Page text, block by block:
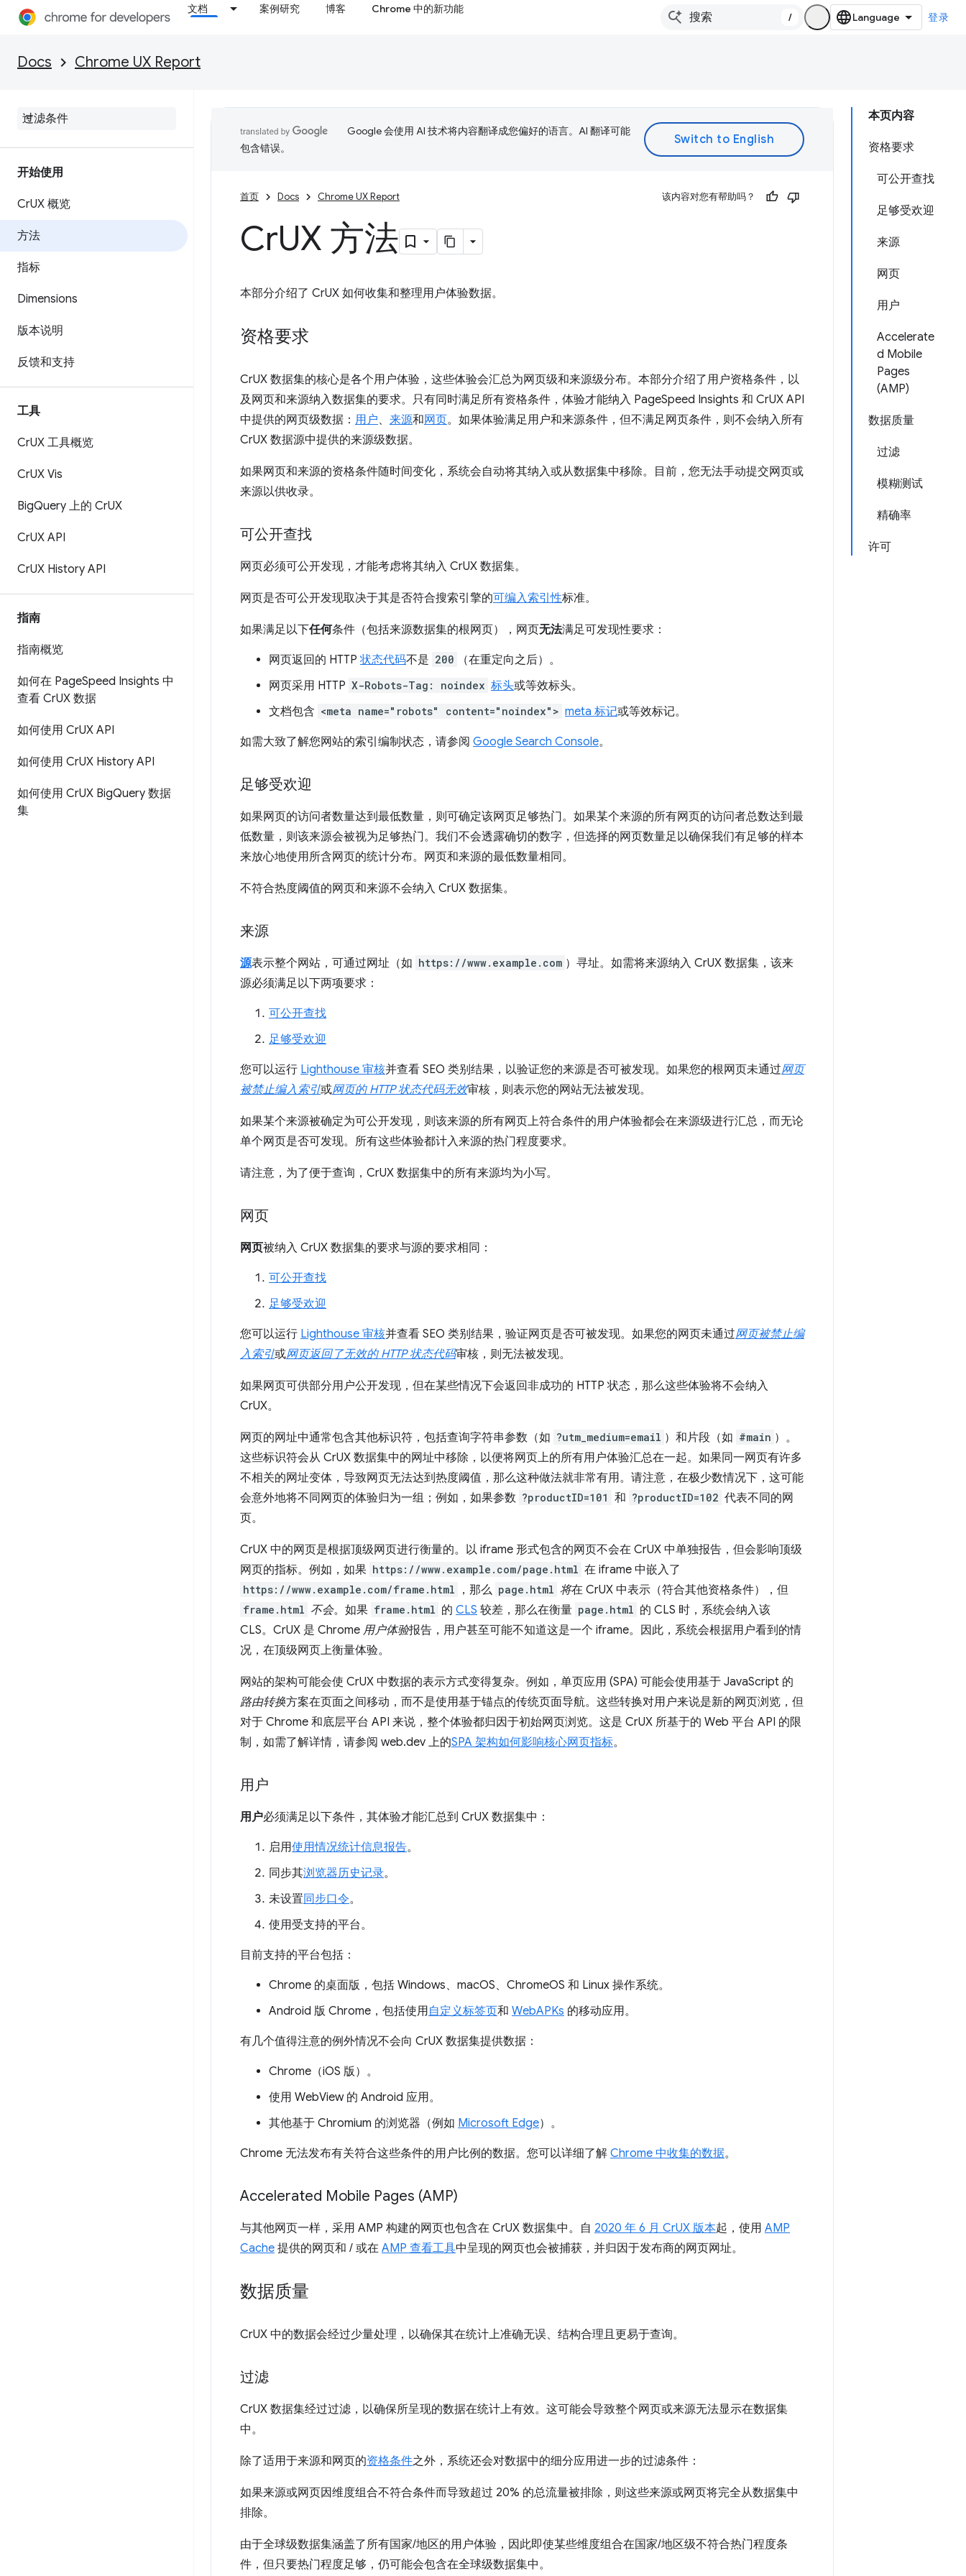
文档 案例研究 博客 Chrome 中的新功能
/ 登录
Docs Chrome UX Report
开始使用
CrUX 概览
方法
指标
Dimensions
版本说明
反馈和支持
工具
CrUX 工具概览
CrUX Vis
BigQuery 上的 CrUX
CrUX API
CrUX History API
指南
指南概览
如何在 PageSpeed Insights 中
查看 CrUX 数据
如何使用 CrUX API
如何使用 CrUX History API
如何使用 CrUX BigQuery 数据
集
本页内容
资格要求
可公开查找
足够受欢迎
来源
网页
用户
Accelerate
d Mobile
Pages
(AMP)
数据质量
过滤
模糊测试
精确率
许可
Google 会使用 AI 技术将内容翻译成您偏好的语言。AI 翻译可能
包含错误。
首页 Docs Chrome UX Report 该内容对您有帮助吗？
CrUX 方法
本部分介绍了 CrUX 如何收集和整理用户体验数据。
资格要求
CrUX 数据集的核心是各个用户体验，这些体验会汇总为网页级和来源级分布。本部分介绍了用户资格条件，以
及网页和来源纳入数据集的要求。只有同时满足所有资格条件，体验才能纳入 PageSpeed Insights 和 CrUX API
中提供的网页级数据： 用户、 来源和网页。如果体验满足用户和来源条件，但不满足网页条件，则不会纳入所有
CrUX 数据源中提供的来源级数据。
如果网页和来源的资格条件随时间变化，系统会自动将其纳入或从数据集中移除。目前，您无法手动提交网页或
来源以供收录。
可公开查找
网页必须可公开发现，才能考虑将其纳入 CrUX 数据集。
网页是否可公开发现取决于其是否符合搜索引擎的可编入索引性标准。
如果满足以下任何条件（包括来源数据集的根网页），网页无法满足可发现性要求：
网页返回的 HTTP 状态代码不是 200
（在重定向之后）。
网页采用 HTTP X-Robots-Tag: noindex 标头或等效标头。
文档包含 <meta name="robots" content="noindex"> meta 标记或等效标记。
如需大致了解您网站的索引编制状态，请参阅 Google Search Console。
足够受欢迎
如果网页的访问者数量达到最低数量，则可确定该网页足够热门。如果某个来源的所有网页的访问者总数达到最
低数量，则该来源会被视为足够热门。我们不会透露确切的数字，但选择的网页数量足以确保我们有足够的样本
来放心地使用所含网页的统计分布。网页和来源的最低数量相同。
不符合热度阈值的网页和来源不会纳入 CrUX 数据集。
来源
源表示整个网站，可通过网址（如 https://www.example.com ）寻址。如需将来源纳入 CrUX 数据集，该来
源必须满足以下两项要求：
可公开查找
足够受欢迎
您可以运行 Lighthouse 审核并查看 SEO 类别结果，以验证您的来源是否可被发现。如果您的根网页未通过网页
被禁止编入索引或网页的 HTTP 状态代码无效审核，则表示您的网站无法被发现。
如果某个来源被确定为可公开发现，则该来源的所有网页上符合条件的用户体验都会在来源级进行汇总，而无论
单个网页是否可发现。所有这些体验都计入来源的热门程度要求。
请注意，为了便于查询，CrUX 数据集中的所有来源均为小写。
网页
网页被纳入 CrUX 数据集的要求与源的要求相同：
可公开查找
足够受欢迎
您可以运行 Lighthouse 审核并查看 SEO 类别结果，验证网页是否可被发现。如果您的网页未通过网页被禁止编
入索引或网页返回了无效的 HTTP 状态代码审核，则无法被发现。
如果网页可供部分用户公开发现，但在某些情况下会返回非成功的 HTTP 状态，那么这些体验将不会纳入
CrUX。
网页的网址中通常包含其他标识符，包括查询字符串参数（如 ?utm_medium=email ）和片段（如 #main ）。
这些标识符会从 CrUX 数据集中的网址中移除，以便将网页上的所有用户体验汇总在一起。如果同一网页有许多
不相关的网址变体，导致网页无法达到热度阈值，那么这种做法就非常有用。请注意，在极少数情况下，这可能
会意外地将不同网页的体验归为一组；例如，如果参数 ?productID=101 和 ?productID=102 代表不同的网
页。
CrUX 中的网页是根据顶级网页进行衡量的。以 iframe 形式包含的网页不会在 CrUX 中单独报告，但会影响顶级
网页的指标。例如，如果 https://www.example.com/page.html 在 iframe 中嵌入了
https://www.example.com/frame.html ，那么 page.html 将在 CrUX 中表示（符合其他资格条件），但
frame.html 不会。如果 frame.html 的 CLS 较差，那么在衡量 page.html 的 CLS 时，系统会纳入该
CLS。CrUX 是 Chrome 用户体验报告，用户甚至可能不知道这是一个 iframe。因此，系统会根据用户看到的情
况，在顶级网页上衡量体验。
网站的架构可能会使 CrUX 中数据的表示方式变得复杂。例如，单页应用 (SPA) 可能会使用基于 JavaScript 的
路由转换方案在页面之间移动，而不是使用基于锚点的传统页面导航。这些转换对用户来说是新的网页浏览，但
对于 Chrome 和底层平台 API 来说，整个体验都归因于初始网页浏览。这是 CrUX 所基于的 Web 平台 API 的限
制，如需了解详情，请参阅 web.dev 上的SPA 架构如何影响核心网页指标。
用户
用户必须满足以下条件，其体验才能汇总到 CrUX 数据集中：
启用使用情况统计信息报告。
同步其浏览器历史记录。
未设置同步口令。
使用受支持的平台。
目前支持的平台包括：
Chrome 的桌面版，包括 Windows、macOS、ChromeOS 和 Linux 操作系统。
Android 版 Chrome，包括使用自定义标签页和 WebAPKs 的移动应用。
有几个值得注意的例外情况不会向 CrUX 数据集提供数据：
Chrome（iOS 版）。
使用 WebView 的 Android 应用。
其他基于 Chromium 的浏览器（例如 Microsoft Edge）。
Chrome 无法发布有关符合这些条件的用户比例的数据。您可以详细了解 Chrome 中收集的数据。
Accelerated Mobile Pages (AMP)
与其他网页一样，采用 AMP 构建的网页也包含在 CrUX 数据集中。自 2020 年 6 月 CrUX 版本起，使用 AMP
Cache 提供的网页和 / 或在 AMP 查看工具中呈现的网页也会被捕获，并归因于发布商的网页网址。
数据质量
CrUX 中的数据会经过少量处理，以确保其在统计上准确无误、结构合理且更易于查询。
过滤
CrUX 数据集经过过滤，以确保所呈现的数据在统计上有效。这可能会导致整个网页或来源无法显示在数据集
中。
除了适用于来源和网页的资格条件之外，系统还会对数据中的细分应用进一步的过滤条件：
如果来源或网页因维度组合不符合条件而导致超过 20% 的总流量被排除，则这些来源或网页将完全从数据集中
排除。
由于全球级数据集涵盖了所有国家/地区的用户体验，因此即使某些维度组合在国家/地区级不符合热门程度条
件，但只要热门程度足够，仍可能会包含在全球级数据集中。